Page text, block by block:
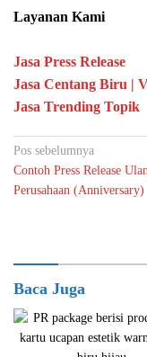
Layanan Kami
Jasa Press Release
Jasa Centang Biru |
Jasa Trending Topik
Pos sebelumnya
Contoh Press Release
Perusahaan (Anniversary)
Baca Juga